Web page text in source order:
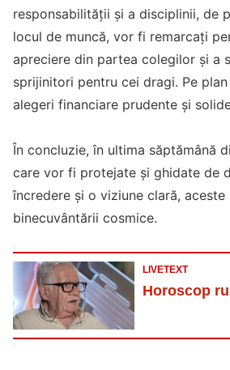
responsabilității și a disciplinii, de
locul de muncă, vor fi remarcați
apreciere din partea colegilor și a
sprijinitori pentru cei dragi. Pe
alegeri financiare prudente și
În concluzie, în ultima săptămână
care vor fi protejate și ghidate de
încredere și o viziune clară,
binecuvântării cosmice.
LIVETEXT
Horoscop